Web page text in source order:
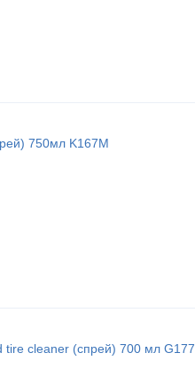
750мл K167M
tire cleaner (спрей) 700 мл G177